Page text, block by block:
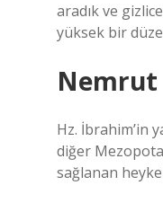
aradık ve
yüksek bir
Nemrut
Hz. İbrahim’in
diğer
sağlanan